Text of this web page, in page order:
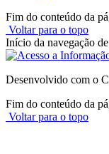
Fim do conteúdo da
Voltar para o topo
Início da navegação
Desenvolvido com o
Fim do conteúdo da
Voltar para o topo